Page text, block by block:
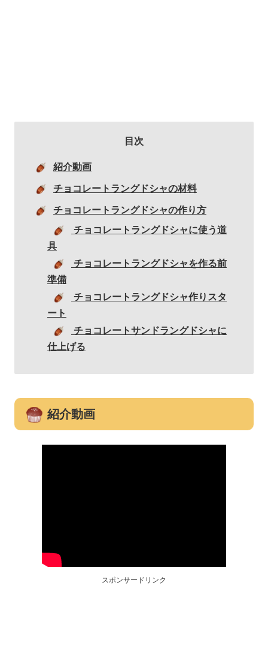
目次
紹介動画
チョコレートラングドシャの材料
チョコレートラングドシャの作り方
チョコレートラングドシャに使う道
具
チョコレートラングドシャを作る前
準備
チョコレートラングドシャ作りスタ
ート
チョコレートサンドラングドシャに
仕上げる
紹介動画
スポンサードリンク